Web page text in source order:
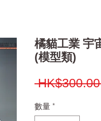
橘貓工業 宇
(模型類)
數量 *